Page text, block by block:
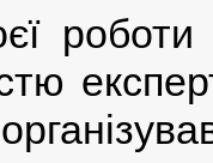
роботи